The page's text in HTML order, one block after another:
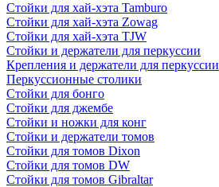
Стойки для хай-хэта Tamburo
Стойки для хай-хэта Zowag
Стойки для хай-хэта TJW
Стойки и держатели для перкуссии
Крепления и держатели для перкуссии
Перкуссионные столики
Стойки для бонго
Стойки для джембе
Стойки и ножки для конг
Стойки и держатели томов
Стойки для томов Dixon
Стойки для томов DW
Стойки для томов Gibraltar